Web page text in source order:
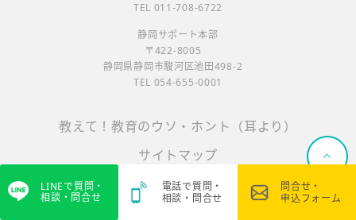
TEL 011-708-6722
静岡サポート本部
〒422-8005
静岡県静岡市駿河区池田498-2
TEL 054-655-0001
プライバシーポリシー
サイトマップ
教えて！教育のウソ・ホント（耳より）
LINEで質問・
相談・問合せ
電話で質問・
相談・問合せ
問合せ・
申込フォーム